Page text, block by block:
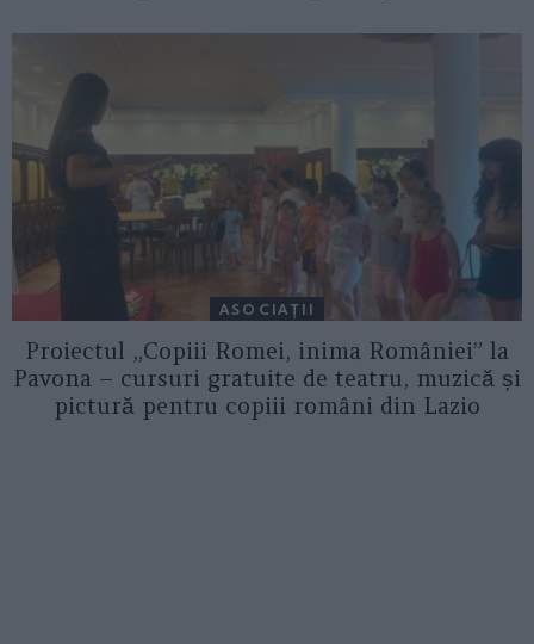
ASOCIAŢII
Proiectul „Copiii Romei, inima României” la
Pavona – cursuri gratuite de teatru, muzică și
pictură pentru copiii români din Lazio